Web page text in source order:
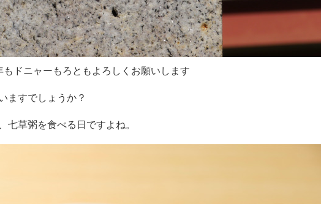
もドニャーもろともよろしくお願いします
ますでしょうか？
草粥を食べる日ですよね。